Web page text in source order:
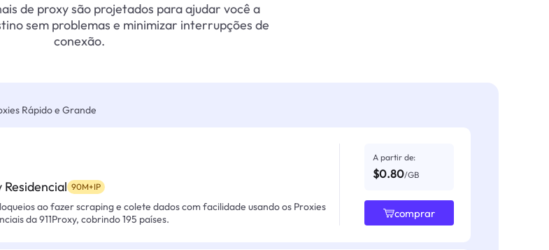
de proxy são projetados para ajudar você a
sem problemas e minimizar interrupções de
conexão.
Rápido e Grande
Residencial 90M+IP
ao fazer scraping e colete dados com facilidade usando os Proxies
da 911Proxy, cobrindo 195 países.
A partir de:
$0.80/GB
comprar